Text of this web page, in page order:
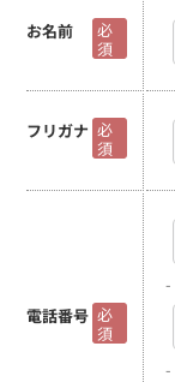
必
須
お名前
必
須
フリガナ
必
須
電話番号
-
-